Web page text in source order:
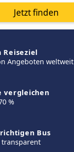
Jetzt finden
Reiseziel
Angeboten weltweit
vergleichen
%
Bus
transparent